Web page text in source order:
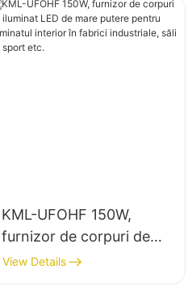
KML-UFOHF 150W,
furnizor de corpuri de
iluminat LED de mare
putere pentru iluminatul
View Details